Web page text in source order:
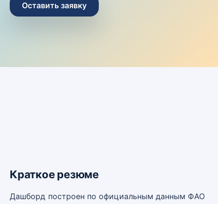
Оставить заявку
Краткое резюме
Дашборд построен по официальным данным ФАО